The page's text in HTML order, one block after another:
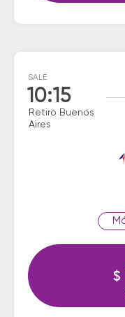
SALE
10:15
Retiro Buenos
Aires
$